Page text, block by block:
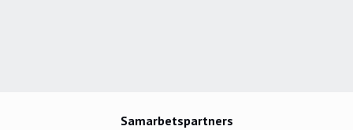
Samarbetspartners